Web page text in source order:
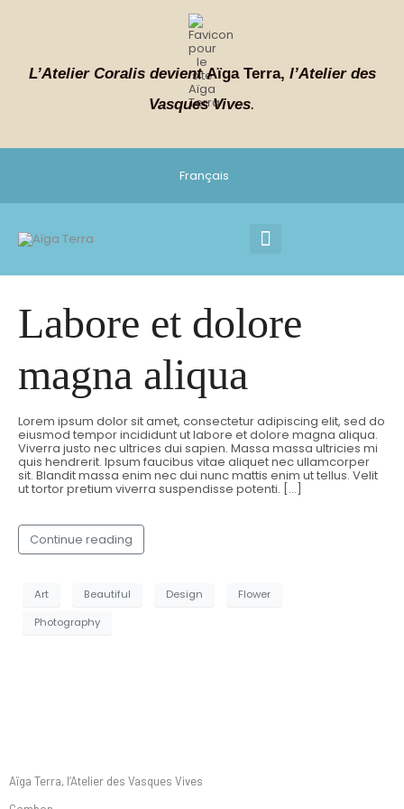
L’Atelier Coralis devientAïga Terra, l’Atelier des
Vasques Vives.
Français
Labore et dolore
magna aliqua
Lorem ipsum dolor sit amet, consectetur adipiscing elit, sed do
eiusmod tempor incididunt ut labore et dolore magna aliqua.
Viverra justo nec ultrices dui sapien. Massa massa ultricies mi
quis hendrerit. Ipsum faucibus vitae aliquet nec ullamcorper
sit. Blandit massa enim nec dui nunc mattis enim ut tellus. Velit
ut tortor pretium viverra suspendisse potenti. […]
Continue reading
Art Beautiful Design
Flower
Photography
Aïga Terra, l’Atelier des Vasques Vives